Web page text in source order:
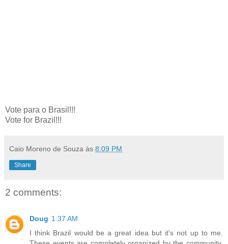
Vote para o Brasil!!!
Vote for Brazil!!!
Caio Moreno de Souza às 8:09 PM
Share
2 comments:
Doug 1:37 AM
I think Brazil would be a great idea but it's not up to me.